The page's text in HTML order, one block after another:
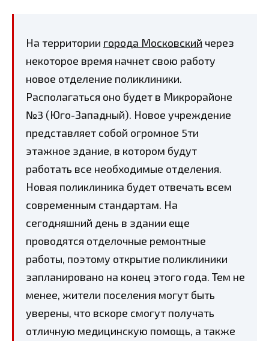
На территории города Московский через
некоторое время начнет свою работу
новое отделение поликлиники.
Располагаться оно будет в Микрорайоне
№3 (Юго-Западный). Новое учреждение
представляет собой огромное 5ти
этажное здание, в котором будут
работать все необходимые отделения.
Новая поликлиника будет отвечать всем
современным стандартам. На
сегодняшний день в здании еще
проводятся отделочные ремонтные
работы, поэтому открытие поликлиники
запланировано на конец этого года. Тем не
менее, жители поселения могут быть
уверены, что вскоре смогут получать
отличную медицинскую помощь, а также